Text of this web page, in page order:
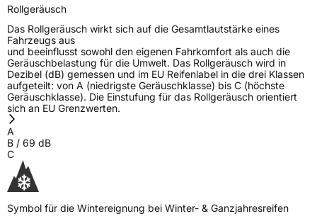
Rollgeräusch
Das Rollgeräusch wirkt sich auf die Gesamtlautstärke eines
Fahrzeugs aus
und beeinflusst sowohl den eigenen Fahrkomfort als auch die
Geräuschbelastung für die Umwelt. Das Rollgeräusch wird in
Dezibel (dB) gemessen und im EU Reifenlabel in die drei Klassen
aufgeteilt: von A (niedrigste Geräuschklasse) bis C (höchste
Geräuschklasse). Die Einstufung für das Rollgeräusch orientiert
sich an EU Grenzwerten.
A
B / 69 dB
C
Symbol für die Wintereignung bei Winter- & Ganzjahresreifen